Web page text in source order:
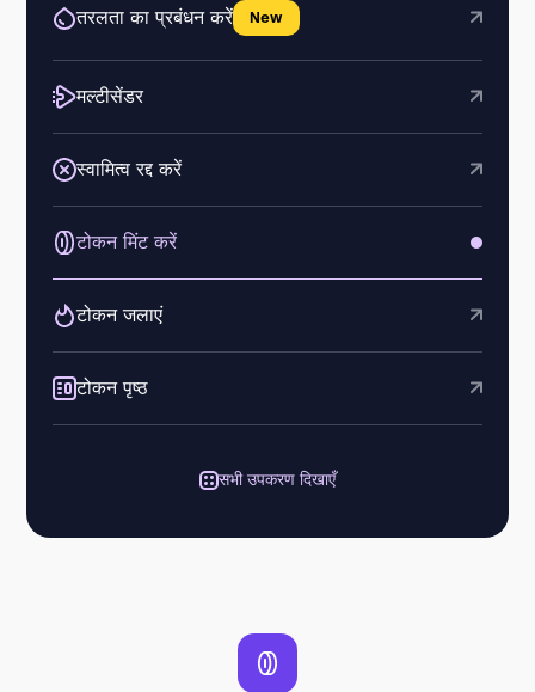
तरलता का प्रबंधन करें New
मल्टीसेंडर
स्वामित्व रद्द करें
टोकन मिंट करें
टोकन जलाएं
टोकन पृष्ठ
सभी उपकरण दिखाएँ